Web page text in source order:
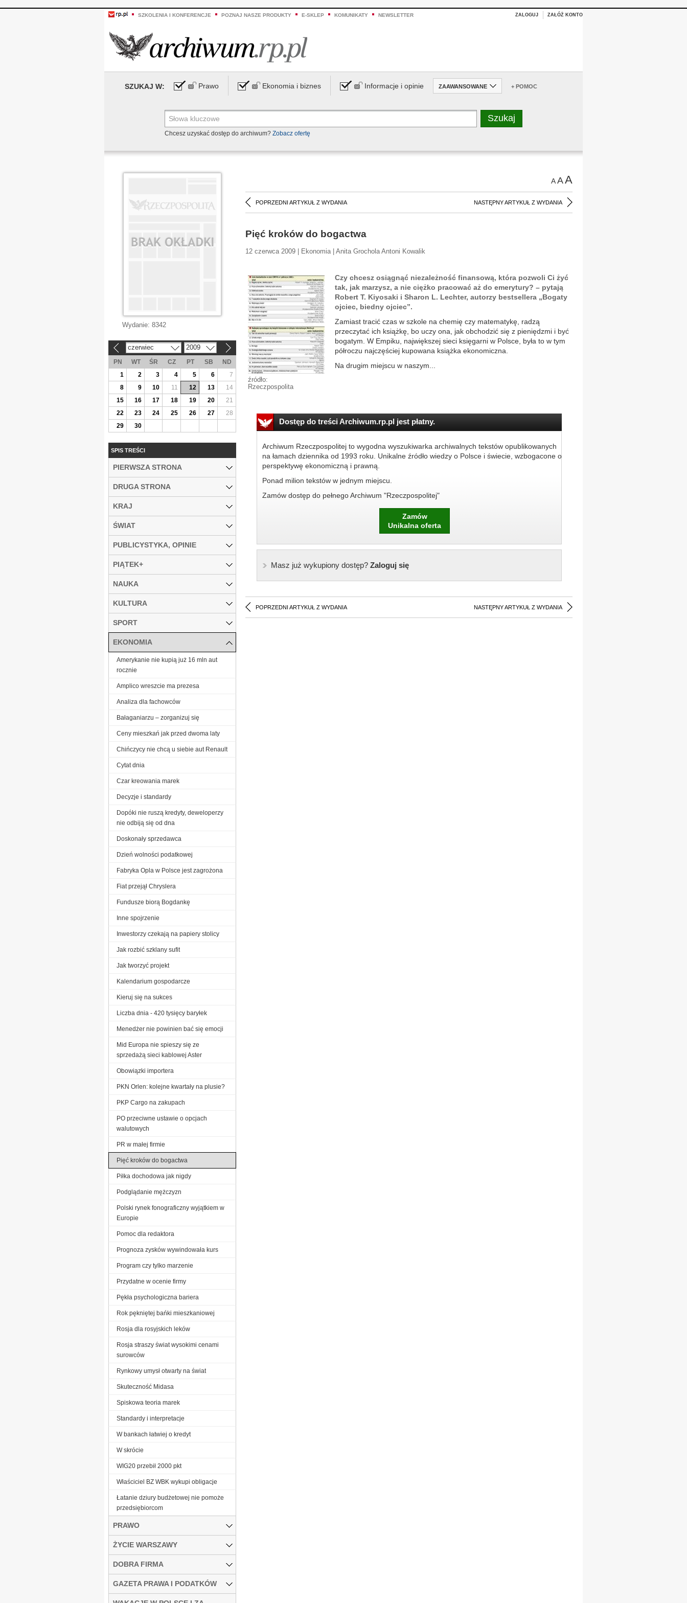
SZKOLENIA I KONFERENCJE POZNAJ NASZE PRODUKTY E-SKLEP KOMUNIKATY NEWSLETTER ZALOGUJ ZAŁÓŻ KONTO
SZUKAJ W: Prawo Ekonomia i biznes Informacje i opinie ZAAWANSOWANE + POMOC
Chcesz uzyskać dostęp do archiwum? Zobacz ofertę
AAA
POPRZEDNI ARTYKUŁ Z WYDANIA NASTĘPNY ARTYKUŁ Z WYDANIA
Pięć kroków do bogactwa
12 czerwca 2009 | Ekonomia | Anita Grochola Antoni Kowalik
źródło:
Rzeczpospolita
Czy chcesz osiągnąć niezależność finansową, która pozwoli Ci żyć
tak, jak marzysz, a nie ciężko pracować aż do emerytury? – pytają
Robert T. Kiyosaki i Sharon L. Lechter, autorzy bestsellera „Bogaty
ojciec, biedny ojciec”.
Zamiast tracić czas w szkole na chemię czy matematykę, radzą
przeczytać ich książkę, bo uczy ona, jak obchodzić się z pieniędzmi i być
bogatym. W Empiku, największej sieci księgarni w Polsce, była to w tym
półroczu najczęściej kupowana książka ekonomiczna.
Na drugim miejscu w naszym...
Dostęp do treści Archiwum.rp.pl jest płatny.
Archiwum Rzeczpospolitej to wygodna wyszukiwarka archiwalnych tekstów opublikowanych
na łamach dziennika od 1993 roku. Unikalne źródło wiedzy o Polsce i świecie, wzbogacone o
perspektywę ekonomiczną i prawną.
Ponad milion tekstów w jednym miejscu.
Zamów dostęp do pełnego Archiwum "Rzeczpospolitej"
Zamów
Unikalna oferta
Masz już wykupiony dostęp?Zaloguj się
POPRZEDNI ARTYKUŁ Z WYDANIA NASTĘPNY ARTYKUŁ Z WYDANIA
Wydanie: 8342
czerwiec 2009
PN WT ŚR CZ PT SB
ND
1
2 3 4 5 6
7
8
9 10 11 12 13
14
15
16 17 18 19 20
21
22
23 24 25 26 27
28
29
30
SPIS TREŚCI
PIERWSZA STRONA
DRUGA STRONA
KRAJ
ŚWIAT
PUBLICYSTYKA, OPINIE
PIĄTEK+
NAUKA
KULTURA
SPORT
EKONOMIA
Amerykanie nie kupią już 16 mln aut
rocznie
Amplico wreszcie ma prezesa
Analiza dla fachowców
Bałaganiarzu – zorganizuj się
Ceny mieszkań jak przed dwoma laty
Chińczycy nie chcą u siebie aut Renault
Cytat dnia
Czar kreowania marek
Decyzje i standardy
Dopóki nie ruszą kredyty, deweloperzy
nie odbiją się od dna
Doskonały sprzedawca
Dzień wolności podatkowej
Fabryka Opla w Polsce jest zagrożona
Fiat przejął Chryslera
Fundusze biorą Bogdankę
Inne spojrzenie
Inwestorzy czekają na papiery stolicy
Jak rozbić szklany sufit
Jak tworzyć projekt
Kalendarium gospodarcze
Kieruj się na sukces
Liczba dnia - 420 tysięcy baryłek
Menedżer nie powinien bać się emocji
Mid Europa nie spieszy się ze
sprzedażą sieci kablowej Aster
Obowiązki importera
PKN Orlen: kolejne kwartały na plusie?
PKP Cargo na zakupach
PO przeciwne ustawie o opcjach
walutowych
PR w małej firmie
Pięć kroków do bogactwa
Piłka dochodowa jak nigdy
Podglądanie mężczyzn
Polski rynek fonograficzny wyjątkiem w
Europie
Pomoc dla redaktora
Prognoza zysków wywindowała kurs
Program czy tylko marzenie
Przydatne w ocenie firmy
Pękła psychologiczna bariera
Rok pękniętej bańki mieszkaniowej
Rosja dla rosyjskich leków
Rosja straszy świat wysokimi cenami
surowców
Rynkowy umysł otwarty na świat
Skuteczność Midasa
Spiskowa teoria marek
Standardy i interpretacje
W bankach łatwiej o kredyt
W skrócie
WIG20 przebił 2000 pkt
Właściciel BZ WBK wykupi obligacje
Łatanie dziury budżetowej nie pomoże
przedsiębiorcom
PRAWO
ŻYCIE WARSZAWY
DOBRA FIRMA
GAZETA PRAWA I PODATKÓW